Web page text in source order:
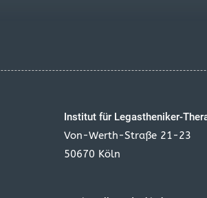
Institut für Legastheniker-
Von-Werth-Straße 21-23
50670 Köln